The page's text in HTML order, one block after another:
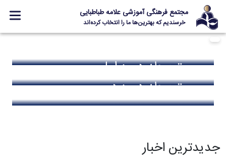
مجتمع فرهنگی آموزشی علامه طباطبایی
خرسندیم که بهترین‌ها ما را انتخاب کرده‌اند
ثبت نام
مدارس
جشنواره ها
متوسطه دوره اول
متوسطه دوره دوم
جدیدترین اخبار